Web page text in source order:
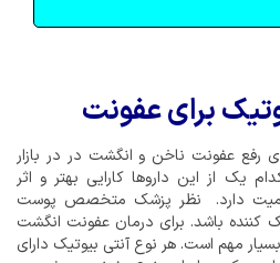
برای عفونت
رفع عفونت ناخن و انگشت در در بازار
یک از این داروها کارایی بهتر و اثر
اهمیت دارد. نظر پزشک متخصص پوست
کننده باشد. برای درمان عفونت انگشت
مهم است. هر نوع آنتی بیوتیک دارای